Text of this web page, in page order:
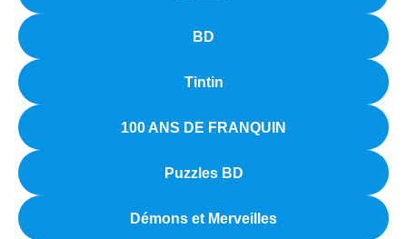
BD
Tintin
100 ANS DE FRANQUIN
Puzzles BD
Démons et Merveilles